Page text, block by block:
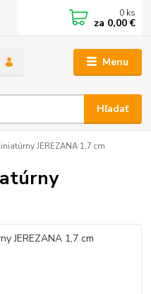
Menu
Hľadať
0 ks
za 0,00 €
JEREZANA 1,7 cm